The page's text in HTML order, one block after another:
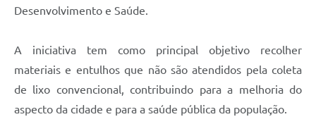
Desenvolvimento e Saúde.
A iniciativa tem como principal objetivo recolher
materiais e entulhos que não são atendidos pela coleta
de lixo convencional, contribuindo para a melhoria do
aspecto da cidade e para a saúde pública da população.